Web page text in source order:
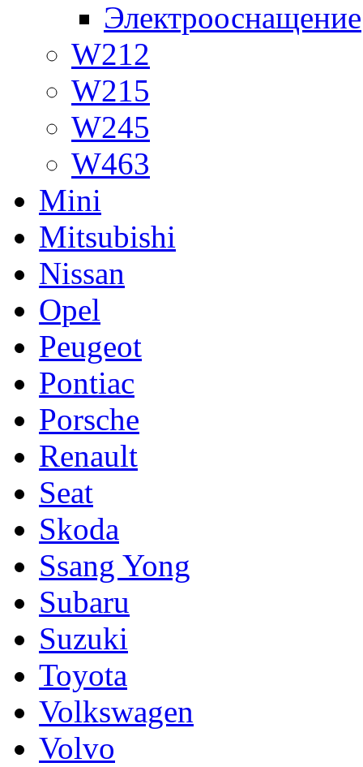
Электрооснащение
W212
W215
W245
W463
Mini
Mitsubishi
Nissan
Opel
Peugeot
Pontiac
Porsche
Renault
Seat
Skoda
Ssang Yong
Subaru
Suzuki
Toyota
Volkswagen
Volvo